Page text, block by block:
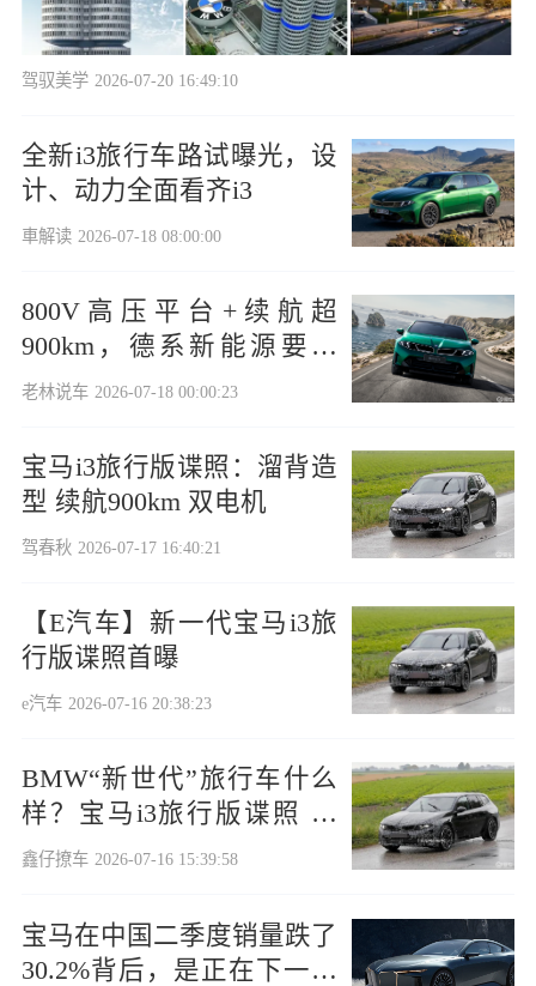
驾驭美学 2026-07-20 16:49:10
全新i3旅行车路试曝光，设
计、动力全面看齐i3
車解读 2026-07-18 08:00:00
800V高压平台+续航超
900km，德系新能源要崛
起？
老林说车 2026-07-18 00:00:23
宝马i3旅行版谍照：溜背造
型 续航900km 双电机
驾春秋 2026-07-17 16:40:21
【E汽车】新一代宝马i3旅
行版谍照首曝
e汽车 2026-07-16 20:38:23
BMW“新世代”旅行车什么
样？宝马i3旅行版谍照 比
燃油时代更动感
鑫仔撩车 2026-07-16 15:39:58
宝马在中国二季度销量跌了
30.2%背后，是正在下一盘